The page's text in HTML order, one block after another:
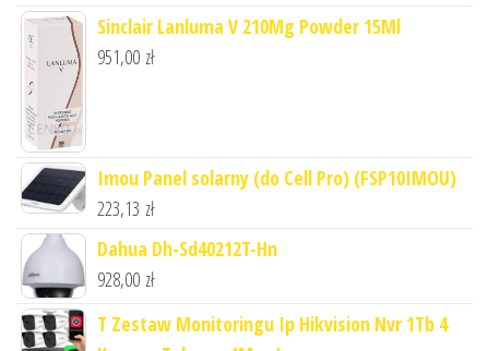
Sinclair Lanluma V 210Mg Powder 15Ml
951,00 zł
Imou Panel solarny (do Cell Pro) (FSP10IMOU)
223,13 zł
Dahua Dh-Sd40212T-Hn
928,00 zł
T Zestaw Monitoringu Ip Hikvision Nvr 1Tb 4